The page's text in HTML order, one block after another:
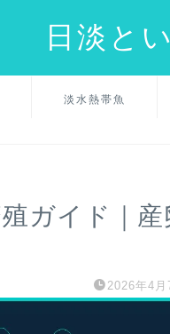
日淡と
淡水熱帯魚
ガイド｜産
2026年4月